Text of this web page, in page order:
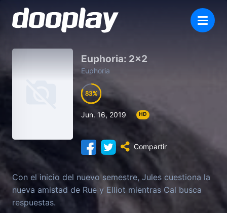
Euphoria: 2×2
Euphoria
83
83
83
83
Jun. 16, 2019 HD
Compartir
Con el inicio del nuevo semestre, Jules cuestiona la
nueva amistad de Rue y Elliot mientras Cal busca
respuestas.